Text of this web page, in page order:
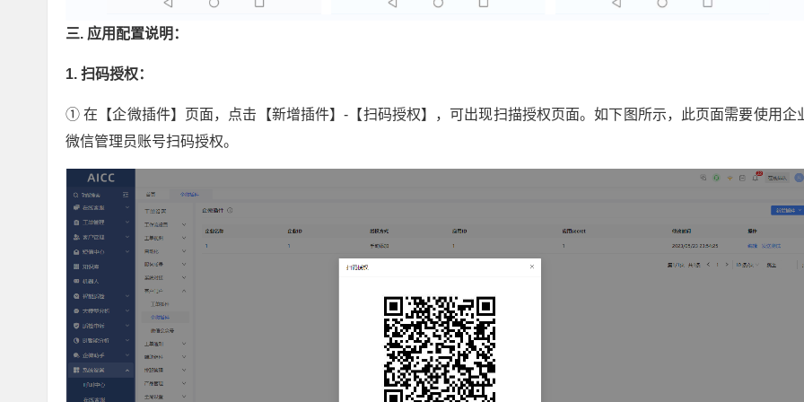
三. 应用配置说明：
1. 扫码授权：
① 在【企微插件】页面，点击【新增插件】-【扫码授权】，可出现扫描授权页面。如下图所示，此页面需要使用企
微信管理员账号扫码授权。